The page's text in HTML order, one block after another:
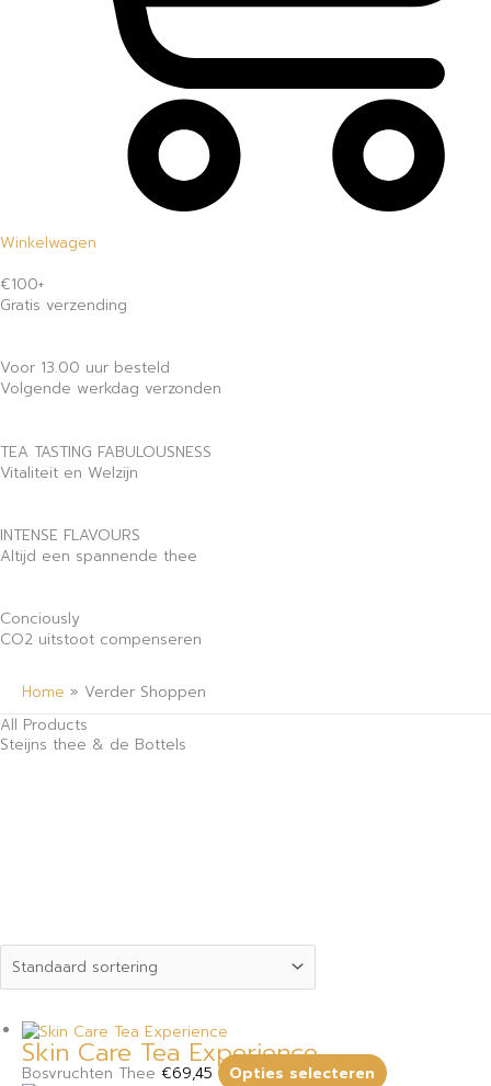
Winkelwagen
€100+
Gratis verzending
Voor 13.00 uur besteld
Volgende werkdag verzonden
TEA TASTING FABULOUSNESS
Vitaliteit en Welzijn
INTENSE FLAVOURS
Altijd een spannende thee
Conciously
CO2 uitstoot compenseren
Home » Verder Shoppen
All Products
Steijns thee & de Bottels
Skin Care Tea Experience
Bosvruchten Thee €69,45 Opties selecteren